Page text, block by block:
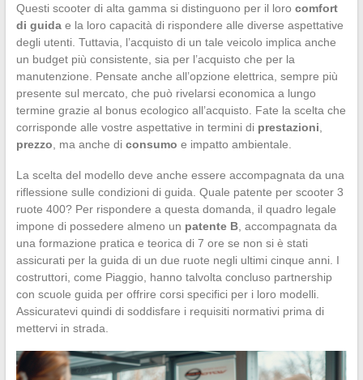
Questi scooter di alta gamma si distinguono per il loro comfort
di guidae la loro capacità di rispondere alle diverse aspettative
degli utenti. Tuttavia, l’acquisto di un tale veicolo implica anche
un budget più consistente, sia per l’acquisto che per la
manutenzione. Pensate anche all’opzione elettrica, sempre più
presente sul mercato, che può rivelarsi economica a lungo
termine grazie al bonus ecologico all’acquisto. Fate la scelta che
corrisponde alle vostre aspettative in termini di prestazioni
prezzo , ma anche di consumo e impatto ambientale.
La scelta del modello deve anche essere accompagnata da una
riflessione sulle condizioni di guida. Quale patente per scooter 3
ruote 400? Per rispondere a questa domanda, il quadro legale
impone di possedere almeno un patente B, accompagnata da
una formazione pratica e teorica di 7 ore se non si è stati
assicurati per la guida di un due ruote negli ultimi cinque anni. I
costruttori, come Piaggio, hanno talvolta concluso partnership
con scuole guida per offrire corsi specifici per i loro modelli.
Assicuratevi quindi di soddisfare i requisiti normativi prima di
mettervi in strada.